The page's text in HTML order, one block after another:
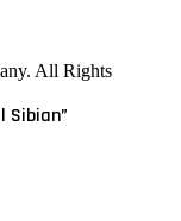
All Rights
Sibian”